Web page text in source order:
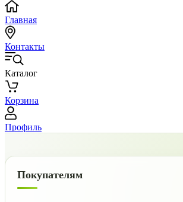
Главная
Контакты
Каталог
Корзина
Профиль
Покупателям